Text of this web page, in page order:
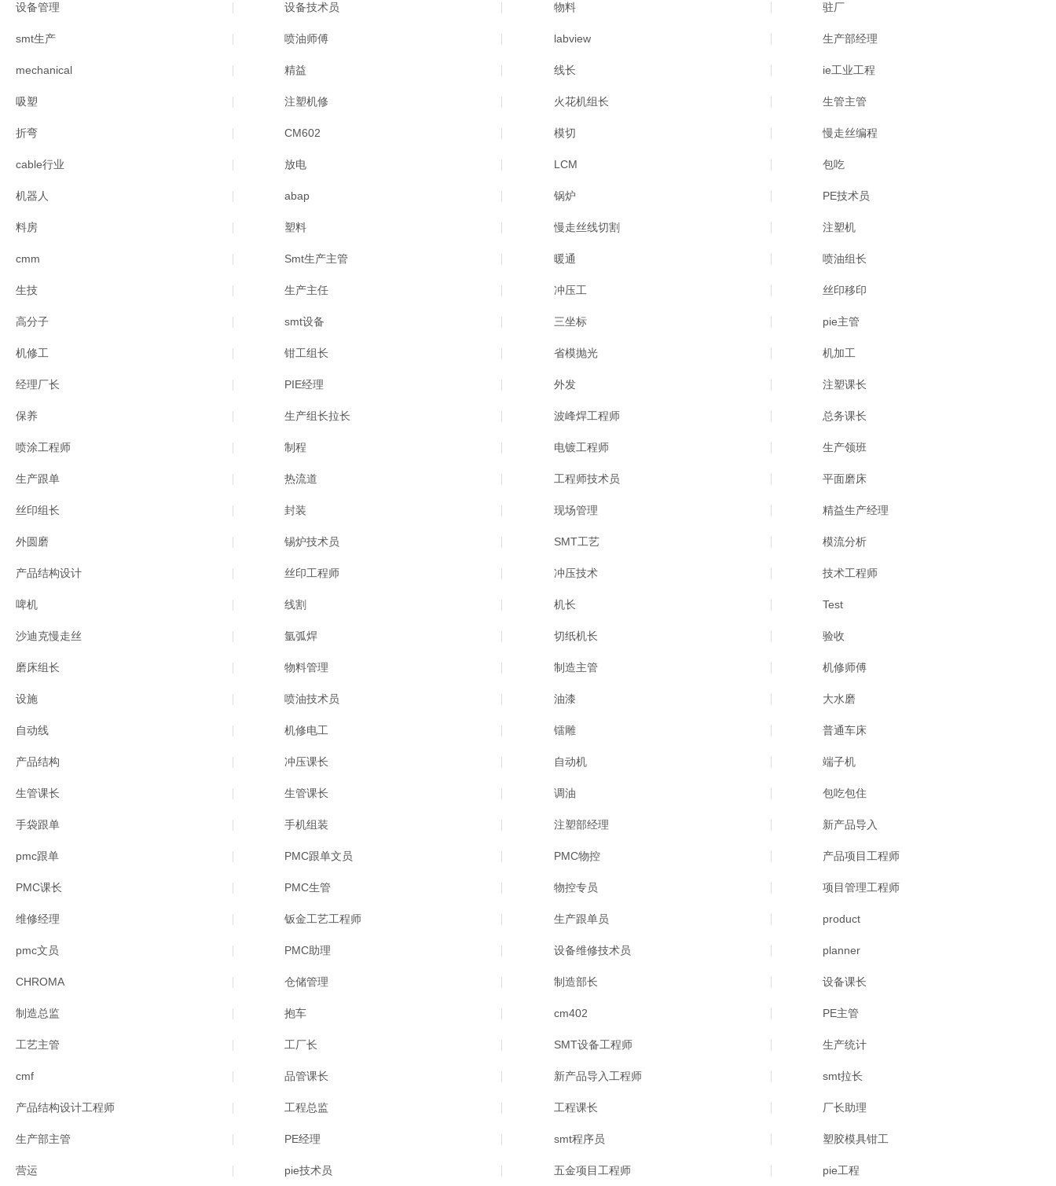
设备管理 设备技术员 物料 驻厂
smt生产 喷油师傅 labview 生产部经理
mechanical 精益 线长 ie工业工程
吸塑 注塑机修 火花机组长 生管主管
折弯 CM602 模切 慢走丝编程
cable行业 放电 LCM 包吃
机器人 abap 锅炉 PE技术员
料房 塑料 慢走丝线切割 注塑机
cmm Smt生产主管 暖通 喷油组长
生技 生产主任 冲压工 丝印移印
高分子 smt设备 三坐标 pie主管
机修工 钳工组长 省模抛光 机加工
经理厂长 PIE经理 外发 注塑课长
保养 生产组长拉长 波峰焊工程师 总务课长
喷涂工程师 制程 电镀工程师 生产领班
生产跟单 热流道 工程师技术员 平面磨床
丝印组长 封装 现场管理 精益生产经理
外圆磨 锡炉技术员 SMT工艺 模流分析
产品结构设计 丝印工程师 冲压技术 技术工程师
啤机 线割 机长 Test
沙迪克慢走丝 氩弧焊 切纸机长 验收
磨床组长 物料管理 制造主管 机修师傅
设施 喷油技术员 油漆 大水磨
自动线 机修电工 镭雕 普通车床
产品结构 冲压课长 自动机 端子机
生管课长 生管课长 调油 包吃包住
手袋跟单 手机组装 注塑部经理 新产品导入
pmc跟单 PMC跟单文员 PMC物控 产品项目工程师
PMC课长 PMC生管 物控专员 项目管理工程师
维修经理 钣金工艺工程师 生产跟单员 product
pmc文员 PMC助理 设备维修技术员 planner
CHROMA 仓储管理 制造部长 设备课长
制造总监 抱车 cm402 PE主管
工艺主管 工厂长 SMT设备工程师 生产统计
cmf 品管课长 新产品导入工程师 smt拉长
产品结构设计工程师 工程总监 工程课长 厂长助理
生产部主管 PE经理 smt程序员 塑胶模具钳工
营运 pie技术员 五金项目工程师 pie工程